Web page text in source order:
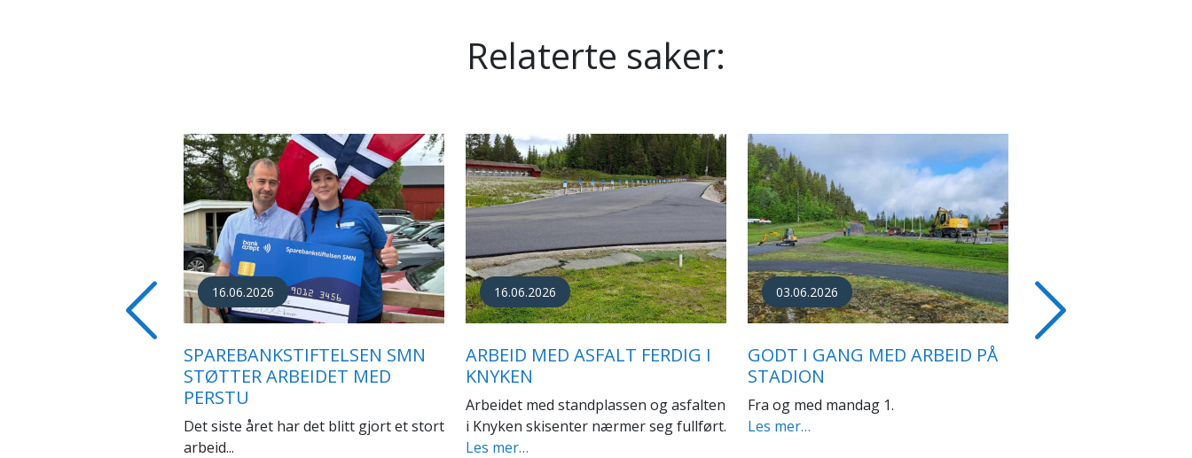
Relaterte saker:
Previous
27.05.2026
ARBEID MED ASFALT PÅ
STANDPLASSEN I KNYKEN
Siden Knyken skisenter ble bygd ut i
2012 har det...
Les mer…
20.05.2026
NYE "HOTEL CÆSAR" TAR
FORM
I Knyken skisenter har det over mange
år blitt stadig...
Les mer…
08.04.2026
RUSSEN BIDRAR TIL
KIOSKDRIFT I KNYKEN
SKISENTER
I Knyken skisenter er det stor aktivitet